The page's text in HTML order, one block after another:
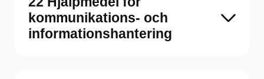
kommunikations- och
informationshantering